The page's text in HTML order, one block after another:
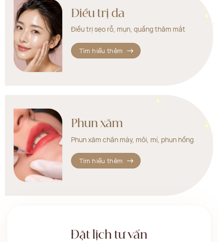
Điều trị da
Điều trị sẹo rỗ, mụn, quầng thâm mắt
Tìm hiểu thêm
Phun xăm
Phun xăm chân mày, môi, mí, phun hồng
Tìm hiểu thêm
Đặt lịch tư vấn